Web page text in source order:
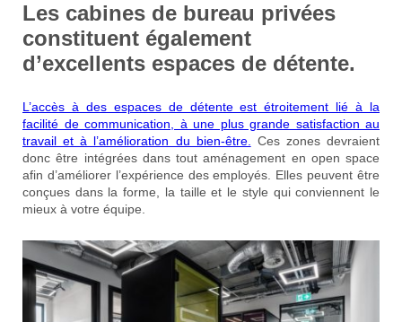
Les cabines de bureau privées
constituent également
d’excellents espaces de détente.
L’accès à des espaces de détente est étroitement lié à la
facilité de communication, à une plus grande satisfaction au
travail et à l’amélioration du bien-être. Ces zones devraient
donc être intégrées dans tout aménagement en open space
afin d’améliorer l’expérience des employés. Elles peuvent être
conçues dans la forme, la taille et le style qui conviennent le
mieux à votre équipe.